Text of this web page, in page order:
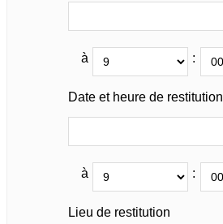
à :
Date et heure de restitution
à :
Lieu de restitution